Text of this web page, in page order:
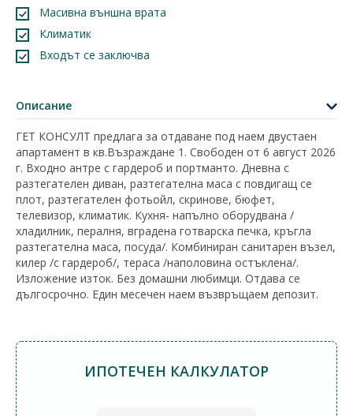
Масивна външна врата
Климатик
Входът се заключва
Описание
ГЕТ КОНСУЛТ предлага за отдаване под наем двустаен
апартамент в кв.Възраждане 1. Свободен от 6 август 2026
г. Входно антре с гардероб и портманто. Дневна с
разтегателен диван, разтегателна маса с повдигащ се
плот, разтегателен фотьойл, скринове, бюфет,
телевизор, климатик. Кухня- напълно оборудвана /
хладилник, пералня, вградена готварска печка, кръгла
разтегателна маса, посуда/. Комбиниран санитарен възел,
килер /с гардероб/, тераса /наполовина остъклена/.
Изложение изток. Без домашни любимци. Отдава се
дългосрочно. Един месечен наем възвръщаем депозит.
ИПОТЕЧЕН КАЛКУЛАТОР